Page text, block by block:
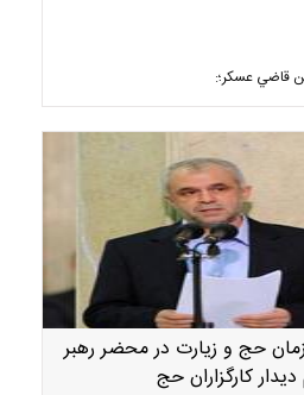
قاضي عسكر؛:
حج و زیارت در محضر رهبر
کارگزاران حج